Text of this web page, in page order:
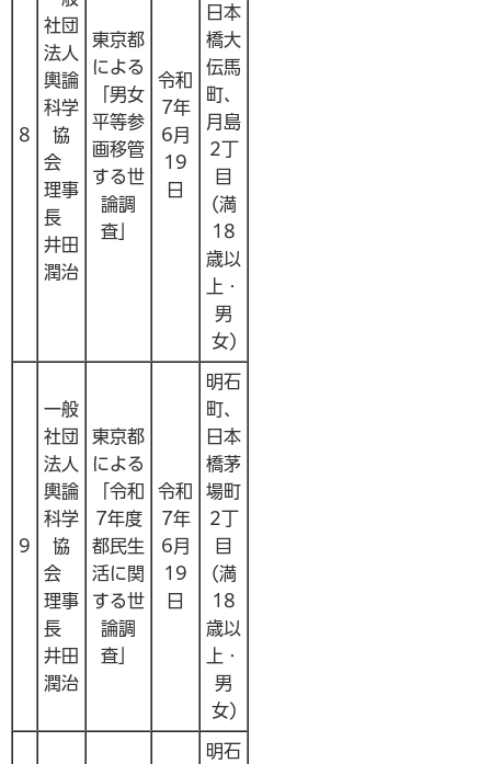
8
社団
法人
輿論
科学
協
会
理事
長
井田
潤治
東京都
による
「男女
平等参
画移管
する世
論調
査」
令和
7年
6月
19
日
日本
橋大
伝馬
町、
月島
2丁
目
(満
18
歳以
上・
男
女)
9
一般
社団
法人
輿論
科学
協
会
理事
長
井田
潤治
東京都
による
「令和
7年度
都民生
活に関
する世
論調
査」
令和
7年
6月
19
日
明石
町、
日本
橋茅
場町
2丁
目
(満
18
歳以
上・
男
女)
明石